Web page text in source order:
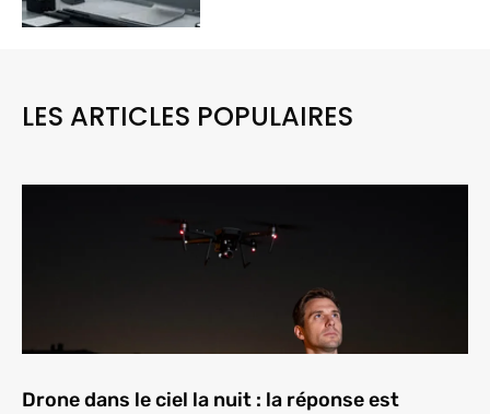
LES ARTICLES POPULAIRES
Drone dans le ciel la nuit : la réponse est